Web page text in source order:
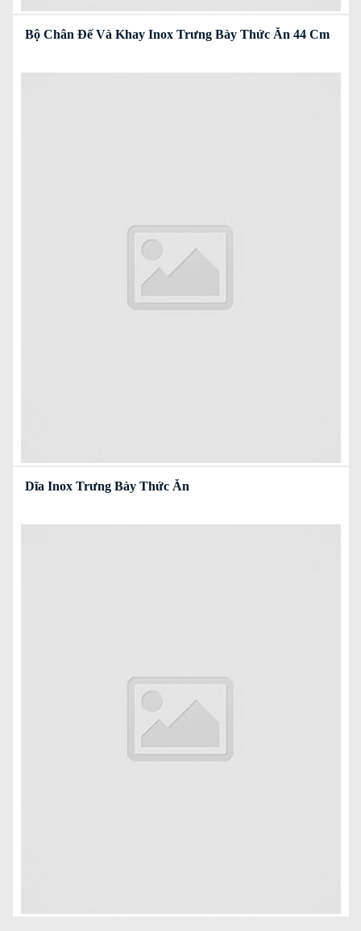
Read more
Bộ Chân Đế Và Khay Inox Trưng Bày Thức Ăn 44 Cm
Read more
Dĩa Inox Trưng Bày Thức Ăn